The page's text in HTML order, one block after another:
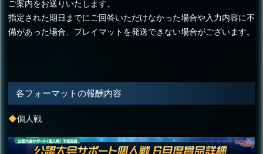
ご案内をお送りいたします。
指定された期日までにご回答いただけなかった場合や入力内容に不
備があった場合、プレイマットを発送できない場合がございます。
各フォーマットの報酬内容
◆個人戦